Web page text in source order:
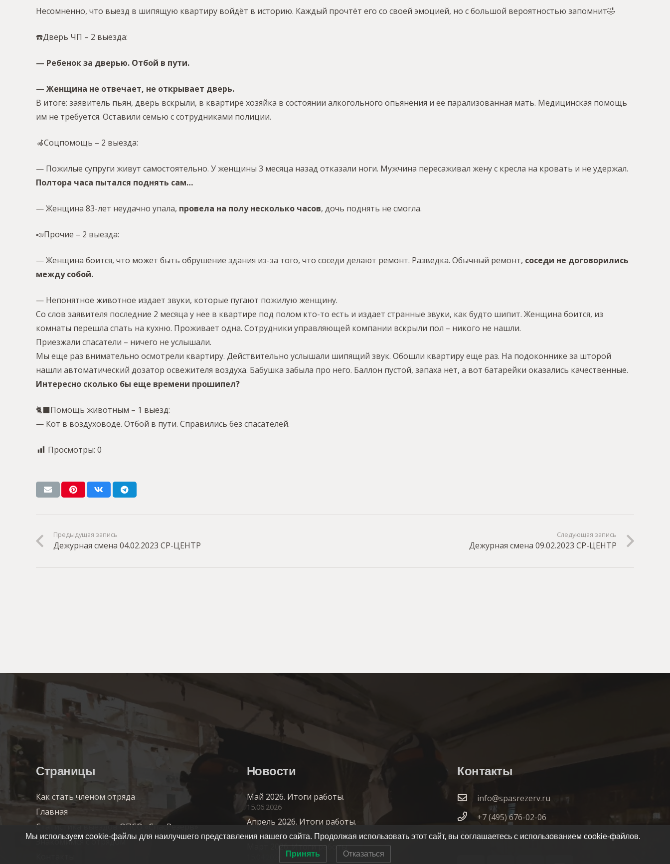
Несомненно, что выезд в шипящую квартиру войдёт в историю. Каждый прочтёт его со своей эмоцией, но с большой вероятностью запомнит🤣
☎️Дверь ЧП – 2 выезда:
— Ребенок за дверью. Отбой в пути.
— Женщина не отвечает, не открывает дверь.
В итоге: заявитель пьян, дверь вскрыли, в квартире хозяйка в состоянии алкогольного опьянения и ее парализованная мать. Медицинская помощь
им не требуется. Оставили семью с сотрудниками полиции.
🦽Соцпомощь – 2 выезда:
— Пожилые супруги живут самостоятельно. У женщины 3 месяца назад отказали ноги. Мужчина пересаживал жену с кресла на кровать и не удержал.
Полтора часа пытался поднять сам…
— Женщина 83-лет неудачно упала, провела на полу несколько часов, дочь поднять не смогла.
📣Прочие – 2 выезда:
— Женщина боится, что может быть обрушение здания из-за того, что соседи делают ремонт. Разведка. Обычный ремонт, соседи не договорились
между собой.
— Непонятное животное издает звуки, которые пугают пожилую женщину.
Со слов заявителя последние 2 месяца у нее в квартире под полом кто-то есть и издает странные звуки, как будто шипит. Женщина боится, из
комнаты перешла спать на кухню. Проживает одна. Сотрудники управляющей компании вскрыли пол – никого не нашли.
Приезжали спасатели – ничего не услышали.
Мы еще раз внимательно осмотрели квартиру. Действительно услышали шипящий звук. Обошли квартиру еще раз. На подоконнике за шторой
нашли автоматический дозатор освежителя воздуха. Бабушка забыла про него. Баллон пустой, запаха нет, а вот батарейки оказались качественные.
Интересно сколько бы еще времени прошипел?
🐈‍⬛Помощь животным – 1 выезд:
— Кот в воздуховоде. Отбой в пути. Справились без спасателей.
Просмотры: 0
Предыдущая запись
Дежурная смена 04.02.2023 СР-ЦЕНТР
Следующая запись
Дежурная смена 09.02.2023 СР-ЦЕНТР
Страницы
Как стать членом отряда
Главная
Статистика выездов ОПСО «СпасРезерв»
Знакомимся с отрядом
Новости
Май 2026. Итоги работы.
15.06.2026
Апрель 2026. Итоги работы.
Март 2026. Итоги работы.
Контакты
info@spasrezerv.ru
+7 (495) 676-02-06
Динамовская ул., 10к1, Москва, 109044
Мы используем cookie-файлы для наилучшего представления нашего сайта. Продолжая использовать этот сайт, вы соглашаетесь с использованием cookie-файлов.
Принять Отказаться